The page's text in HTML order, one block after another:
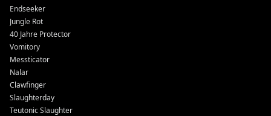
Endseeker
Jungle Rot
40 Jahre Protector
Vomitory
Messticator
Nalar
Clawfinger
Slaughterday
Teutonic Slaughter